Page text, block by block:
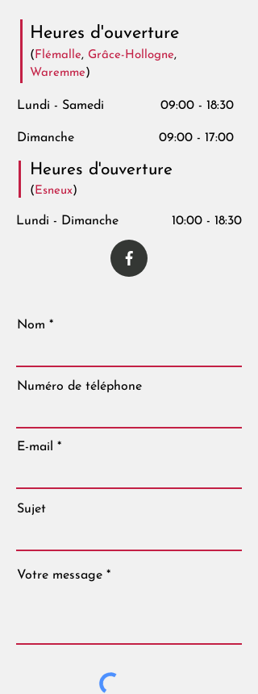
Heures d'ouverture
(Flémalle, Grâce-Hollogne,
Waremme )
Lundi - Samedi
Dimanche
09:00 - 18:30
09:00 - 17:00
Heures d'ouverture
(Esneux)
Lundi - Dimanche 10:00 - 18:30
Nom
Numéro de téléphone
E-mail
Sujet
Votre message